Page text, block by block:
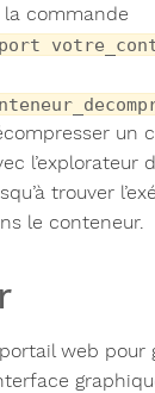
commande
un
l’explorateur
trouver
le conteneur.
web pour